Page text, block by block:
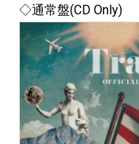
◇通常盤(CD Only)